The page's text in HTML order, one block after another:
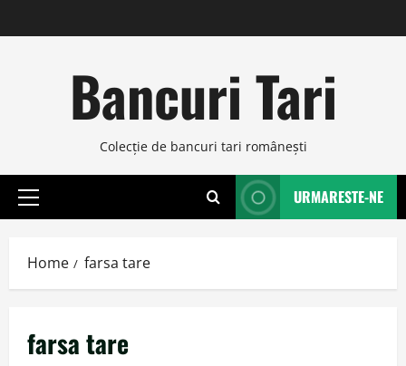
to
Bancuri Tari
Colecţie de bancuri tari româneşti
Primary
URMARESTE-NE
Home farsa tare
farsa tare